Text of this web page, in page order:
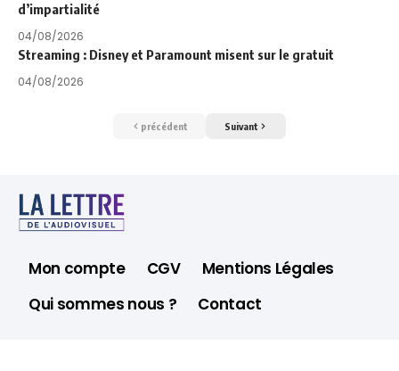
d’impartialité
04/08/2026
Streaming : Disney et Paramount misent sur le gratuit
04/08/2026
précédent Suivant
Mon compte CGV
Mentions Légales
Qui sommes nous ?
Contact